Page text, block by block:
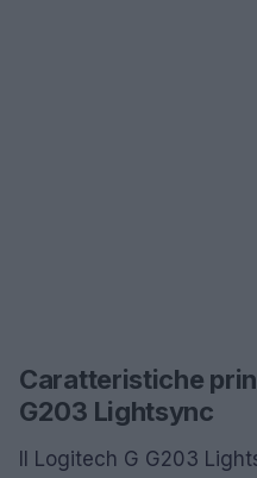
Caratteristiche
G203 Lightsync
Il Logitech G G203